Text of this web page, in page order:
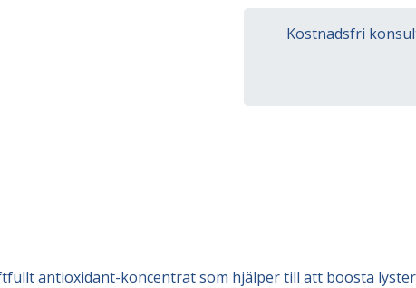
Kostnadsfri
antioxidant-koncentrat som hjälper till att boosta